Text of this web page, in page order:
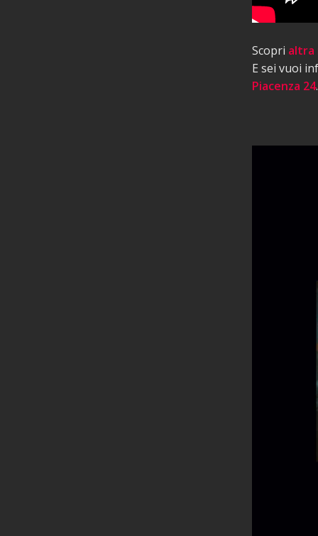
Scopri altra
E sei vuoi
Piacenza 24.